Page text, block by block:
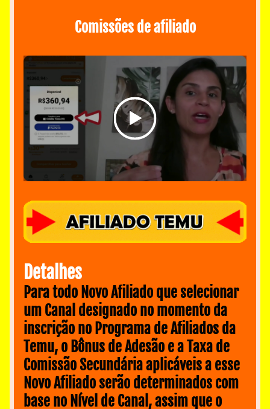
Comissões de afiliado
Detalhes
Para todo Novo Afiliado que selecionar
um Canal designado no momento da
inscrição no Programa de Afiliados da
Temu, o Bônus de Adesão e a Taxa de
Comissão Secundária aplicáveis a esse
Novo Afiliado serão determinados com
base no Nível de Canal, assim que o